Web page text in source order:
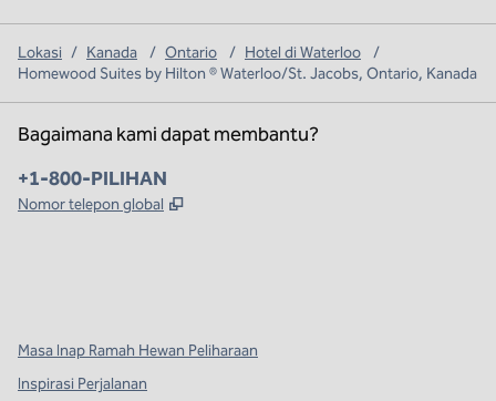
Lokasi / Kanada / Ontario / Hotel di Waterloo
/
Homewood Suites by Hilton ® Waterloo/St. Jacobs, Ontario, Kanada
Bagaimana kami dapat membantu?
Telepon:
+1-800-PILIHAN
Nomor telepon global ,
Masa Inap Ramah Hewan Peliharaan
Inspirasi Perjalanan